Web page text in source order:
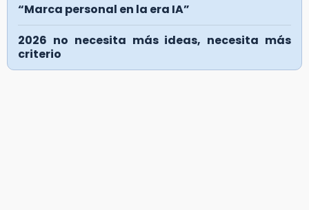
“Marca personal en la era IA”
2026 no necesita más ideas, necesita más
criterio